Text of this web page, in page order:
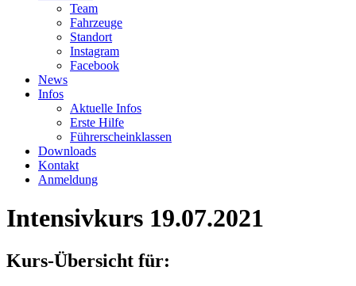
Team
Fahrzeuge
Standort
Instagram
Facebook
News
Infos
Aktuelle Infos
Erste Hilfe
Führerscheinklassen
Downloads
Kontakt
Anmeldung
Intensivkurs 19.07.2021
Kurs-Übersicht für: